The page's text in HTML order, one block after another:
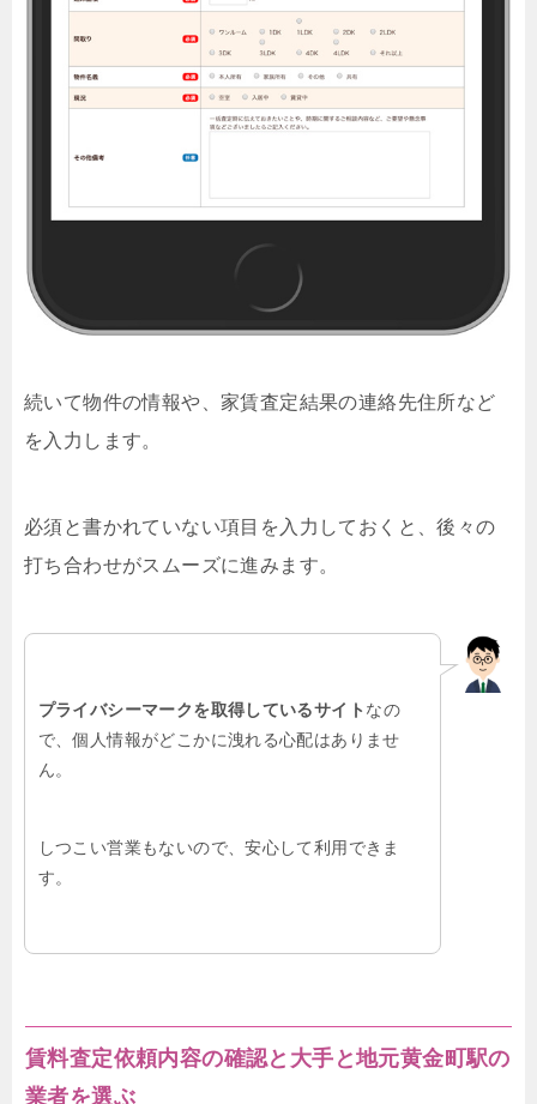
続いて物件の情報や、家賃査定結果の連絡先住所など
を入力します。
必須と書かれていない項目を入力しておくと、後々の
打ち合わせがスムーズに進みます。
プライバシーマークを取得しているサイト なの
で、個人情報がどこかに洩れる心配はありませ
ん。
しつこい営業もないので、安心して利用できま
す。
賃料査定依頼内容の確認と大手と地元黄金町駅の
業者を選ぶ